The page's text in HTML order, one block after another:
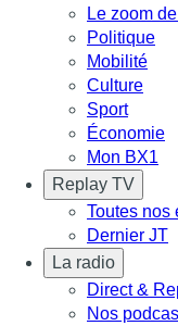
Le zoom
Politique
Mobilité
Culture
Sport
Économie
Mon BX1
Replay TV
Toutes nos
Dernier JT
La radio
Direct &
Nos